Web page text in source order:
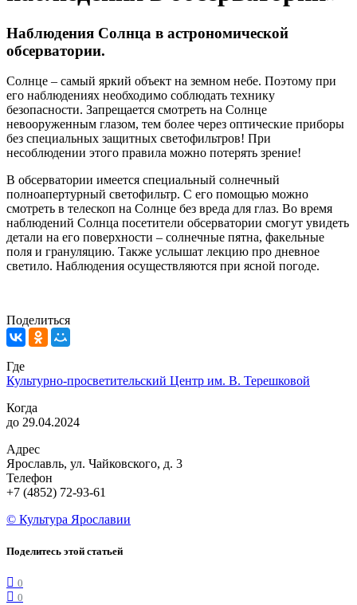
Наблюдения Солнца в астрономической
обсерватории.
Солнце – самый яркий объект на земном небе. Поэтому при
его наблюдениях необходимо соблюдать технику
безопасности. Запрещается смотреть на Солнце
невооруженным глазом, тем более через оптические приборы
без специальных защитных светофильтров! При
несоблюдении этого правила можно потерять зрение!
В обсерватории имеется специальный солнечный
полноапертурный светофильтр. С его помощью можно
смотреть в телескоп на Солнце без вреда для глаз. Во время
наблюдений Солнца посетители обсерватории смогут увидеть
детали на его поверхности – солнечные пятна, факельные
поля и грануляцию. Также услышат лекцию про дневное
светило. Наблюдения осуществляются при ясной погоде.
Поделиться
Где
Культурно-просветительский Центр им. В. Терешковой
Когда
до 29.04.2024
Адрес
Ярославль, ул. Чайковского, д. 3
Телефон
+7 (4852) 72-93-61
© Культура Ярославии
Поделитесь этой статьей
0
0